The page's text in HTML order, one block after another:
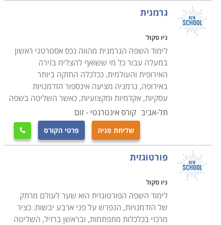
גרמנית
ניו סקול
לימוד השפה הגרמנית מהווה נכס אסטרטגי ראשון
במעלה עבור כל מי ששואף להצליח בזירה
האירופית והעולמית. ככלכלה החזקה ביותר
באירופה, גרמניה מציעה אינספור הזדמנויות
עסקיות, אקדמיות ומקצועיות, כאשר השליטה בשפה
תל-אביב קורס אינטרנטי - זום
שליחת פניה פרטי הקורס 
פורטוגזית
ניו סקול
לימוד השפה הפורטוגזית הוא שער לעולם מרתק
של הזדמנויות, הנפרש על פני ארבע יבשות. כציר
מרכזי בכלכלות מתפתחות, ובראשן ברזיל, השליטה